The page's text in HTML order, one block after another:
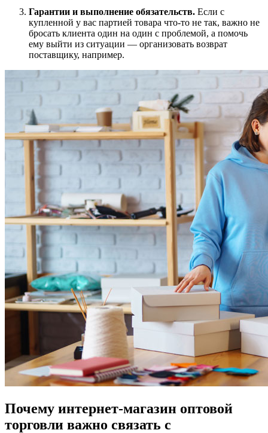
Гарантии и выполнение обязательств. Если с
купленной у вас партией товара что-то не так, важно не
бросать клиента один на один с проблемой, а помочь
ему выйти из ситуации — организовать возврат
поставщику, например.
Почему интернет-магазин оптовой
торговли важно связать с